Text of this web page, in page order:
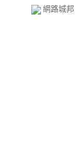
網路城邦